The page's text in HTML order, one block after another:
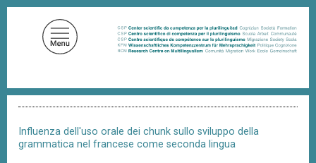
i
c
Influenza dell'uso orale dei chunk sullo sviluppo della
grammatica nel francese come seconda lingua